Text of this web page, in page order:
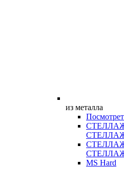
из металла
MS Hard